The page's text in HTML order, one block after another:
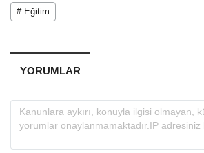
# Eğitim
YORUMLAR